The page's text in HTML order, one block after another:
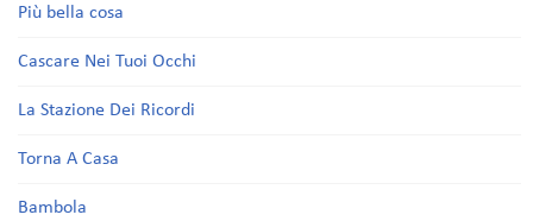
Più bella cosa
Cascare Nei Tuoi Occhi
La Stazione Dei Ricordi
Torna A Casa
Bambola